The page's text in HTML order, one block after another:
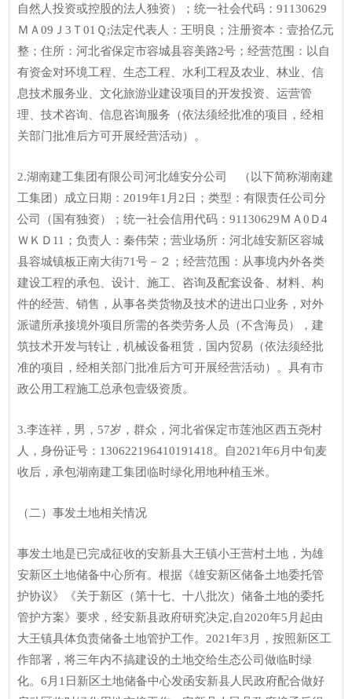
自然人投资或控股的法人独资）；统一社会代码：91130629
ＭＡ09Ｊ3Ｔ01Ｑ;法定代表人：王明良；注册资本：壹拾亿元
整；住所：河北省保定市容城县容美路2号；经营范围：以自
有资金对环境工程、生态工程、水利工程及农业、林业、信
息技术服务业、文化旅游业建设项目的开发投资、运营管
理、技术咨询、信息咨询服务（依法须经批准的项目，经相
关部门批准后方可开展经营活动）。
2.湖南建工集团有限公司河北雄安分公司 （以下简称湖南建
工集团）成立日期：2019年1月2日；类型：有限责任公司分
公司（国有独资）；统一社会信用代码：91130629ＭＡ0Ｄ4
ＷＫＤ11；负责人：秦伟荣；营业场所：河北雄安新区容城
县容城镇板正南大街71号－２；经营范围：从事境内外各类
建设工程的承包、设计、施工、咨询及配套设备、材料、构
件的经营、销售，从事各类货物及技术的进出口业务，对外
派谴所承接境外项目所需的各类劳务人员（不含海员），建
筑技术开发与转让，机械设备租赁，国内贸易（依法须经批
准的项目，经相关部门批准后方可开展经营活动）。具有市
政公用工程施工总承包壹级资质。
3.李连祥，男，57岁，群众，河北省保定市莲池区西五尧村
人，身份证号：130622196410191418。自2021年6月中旬麦
收后，承包湖南建工集团临时绿化用地种植玉米。
（二）事发土地相关情况
事发土地是已完成征收的安新县大王镇小王营村土地，为雄
安新区土地储备中心所有。根据《雄安新区储备土地委托管
护协议》《关于新区（第十七、十八批次）储备土地的委托
管护方案》要求，经安新县政府研究决定,自2020年5月起由
大王镇具体负责储备土地管护工作。2021年3月，按照新区工
作部署，将三年内不搞建设的土地交给生态公司做临时绿
化。6月1日新区土地储备中心发函安新县人民政府配合做好